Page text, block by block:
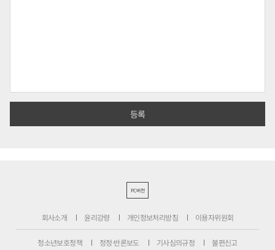
PC버전
회사소개 윤리강령 개인정보처리방침 이용자위원회
청소년보호정책 정정·반론보도 기사심의규정 불편신고